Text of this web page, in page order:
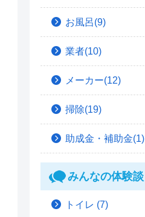
お風呂(9)
業者(10)
メーカー(12)
掃除(19)
助成金・補助金(1)
みんなの体験談
トイレ (7)